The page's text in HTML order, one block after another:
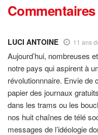
Commentaires
LUCI ANTOINE 11 ans
Aujourd’hui, nombreuses
notre pays qui aspirent à
révolutionnnaire. Envie de
papier des journaux
dans les trams ou les
nos huit chaînes de télé
messages de l’idéologie